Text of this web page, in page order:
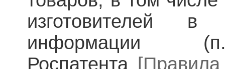
изготовителей в
Роспатента